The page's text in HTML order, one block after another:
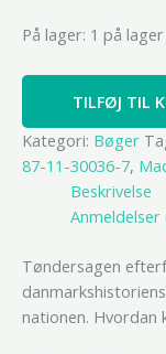
På lager: 1 på lager
antal
TILFØJ TIL
Kategori: Bøger
87-11-30036-7,
Beskrivelse
Anmeldelser
Tøndersagen
nationen. Hvordan